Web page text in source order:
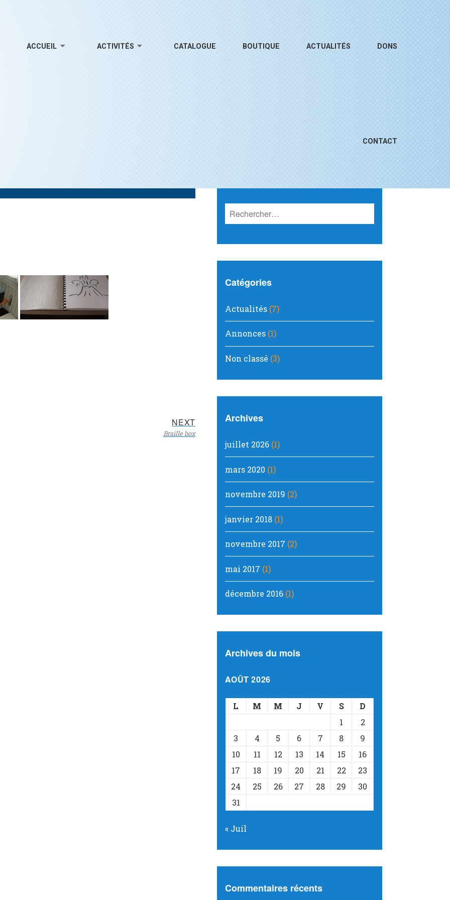
ACCUEIL ACTIVITÉS CATALOGUE BOUTIQUE ACTUALITÉS DONS
CONTACT
NEXTNext
post:
Braille box
Rechercher :
Catégories
Actualités (7)
Annonces (1)
Non classé (3)
Archives
juillet 2026 (1)
mars 2020 (1)
novembre 2019 (2)
janvier 2018 (1)
novembre 2017 (2)
mai 2017 (1)
décembre 2016 (1)
Archives du mois
AOÛT 2026
L M M J V S
D
1
2
3
4 5 6 7 8
9
10
11 12 13 14 15
16
17
18 19 20 21 22
23
24
25 26 27 28 29
30
31
« Juil
Commentaires récents